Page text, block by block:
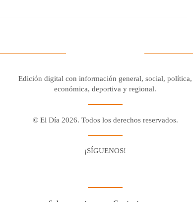
Edición digital con información general, social, política,
económica, deportiva y regional.
© El Día 2026. Todos los derechos reservados.
¡SÍGUENOS!